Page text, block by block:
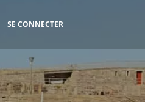
SE CONNECTER